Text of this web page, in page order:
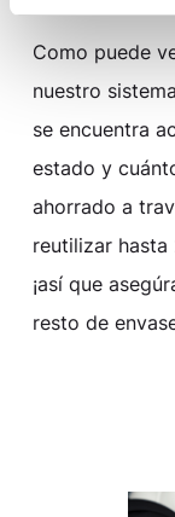
Como puede
nuestro
se encuentra
estado y
ahorrado a
reutilizar hasta
¡así que
resto de